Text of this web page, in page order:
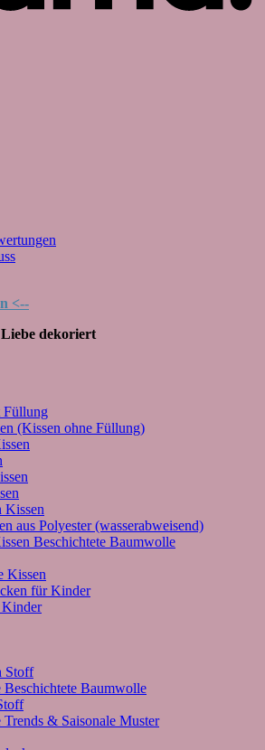
<--
dekoriert
Füllung
(Kissen ohne Füllung)
Kissen
aus Polyester (wasserabweisend)
Beschichtete Baumwolle
Kissen
für Kinder
Stoff
Beschichtete Baumwolle
Trends & Saisonale Muster